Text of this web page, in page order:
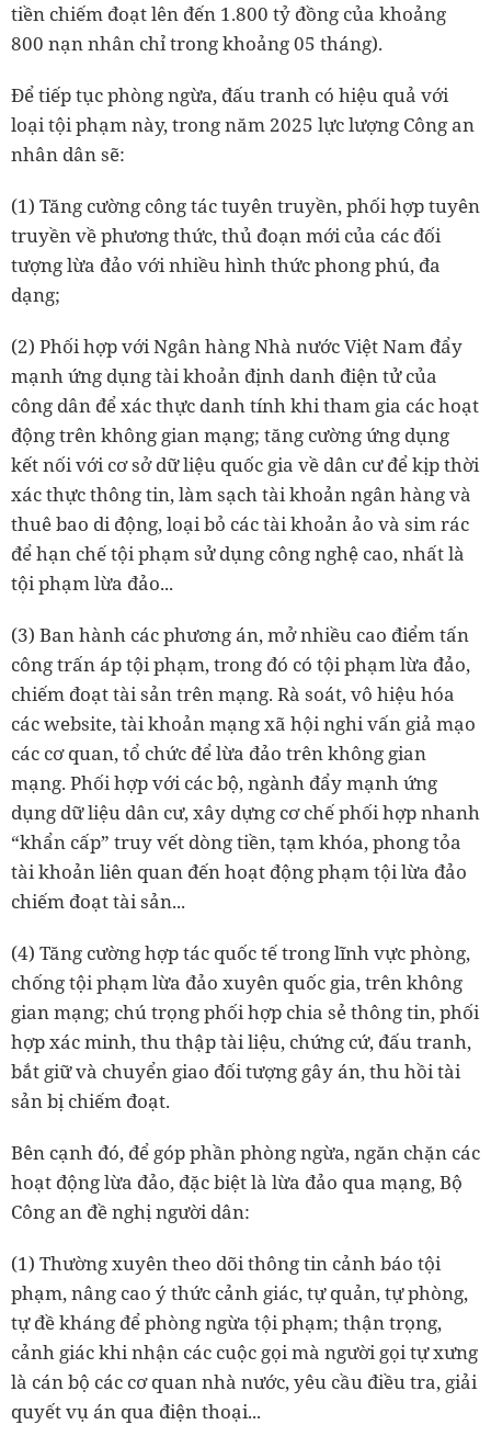
tiền chiếm đoạt lên đến 1.800 tỷ đồng của khoảng
800 nạn nhân chỉ trong khoảng 05 tháng).
Để tiếp tục phòng ngừa, đấu tranh có hiệu quả với
loại tội phạm này, trong năm 2025 lực lượng Công an
nhân dân sẽ:
(1) Tăng cường công tác tuyên truyền, phối hợp tuyên
truyền về phương thức, thủ đoạn mới của các đối
tượng lừa đảo với nhiều hình thức phong phú, đa
dạng;
(2) Phối hợp với Ngân hàng Nhà nước Việt Nam đẩy
mạnh ứng dụng tài khoản định danh điện tử của
công dân để xác thực danh tính khi tham gia các hoạt
động trên không gian mạng; tăng cường ứng dụng
kết nối với cơ sở dữ liệu quốc gia về dân cư để kịp thời
xác thực thông tin, làm sạch tài khoản ngân hàng và
thuê bao di động, loại bỏ các tài khoản ảo và sim rác
để hạn chế tội phạm sử dụng công nghệ cao, nhất là
tội phạm lừa đảo...
(3) Ban hành các phương án, mở nhiều cao điểm tấn
công trấn áp tội phạm, trong đó có tội phạm lừa đảo,
chiếm đoạt tài sản trên mạng. Rà soát, vô hiệu hóa
các website, tài khoản mạng xã hội nghi vấn giả mạo
các cơ quan, tổ chức để lừa đảo trên không gian
mạng. Phối hợp với các bộ, ngành đẩy mạnh ứng
dụng dữ liệu dân cư, xây dựng cơ chế phối hợp nhanh
“khẩn cấp” truy vết dòng tiền, tạm khóa, phong tỏa
tài khoản liên quan đến hoạt động phạm tội lừa đảo
chiếm đoạt tài sản...
(4) Tăng cường hợp tác quốc tế trong lĩnh vực phòng,
chống tội phạm lừa đảo xuyên quốc gia, trên không
gian mạng; chú trọng phối hợp chia sẻ thông tin, phối
hợp xác minh, thu thập tài liệu, chứng cứ, đấu tranh,
bắt giữ và chuyển giao đối tượng gây án, thu hồi tài
sản bị chiếm đoạt.
Bên cạnh đó, để góp phần phòng ngừa, ngăn chặn các
hoạt động lừa đảo, đặc biệt là lừa đảo qua mạng, Bộ
Công an đề nghị người dân:
(1) Thường xuyên theo dõi thông tin cảnh báo tội
phạm, nâng cao ý thức cảnh giác, tự quản, tự phòng,
tự đề kháng để phòng ngừa tội phạm; thận trọng,
cảnh giác khi nhận các cuộc gọi mà người gọi tự xưng
là cán bộ các cơ quan nhà nước, yêu cầu điều tra, giải
quyết vụ án qua điện thoại...